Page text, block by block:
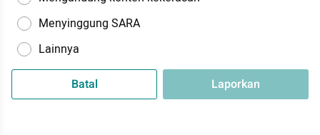
Menyinggung SARA
Lainnya
Batal Laporkan